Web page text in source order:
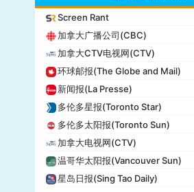
今日美国(USA Today)
BuzzFeed
全国公共广播电台(NPR)
美国广播公司(ABC)
美国新闻与世界报道(U.S. News)
CBS Sports
全国广播公司(NBC)
The Verge
PCMag
休斯顿纪事报(Houston Chronicle)
赫芬顿邮报(Huffpost)
Screen Rant
加拿大广播公司(CBC)
加拿大CTV电视网(CTV)
环球邮报(The Globe and Mail)
新闻报(La Presse)
多伦多星报(Toronto Star)
多伦多太阳报(Toronto Sun)
加拿大电视网(CTV)
温哥华太阳报(Vancouver Sun)
星岛日报(Sing Tao Daily)